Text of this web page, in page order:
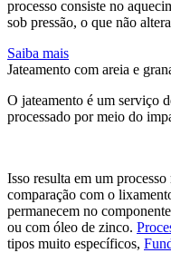
processo consiste no
sob pressão, o que não
Saiba mais
Jateamento com areia e
O jateamento é um serviço
processado por meio do
Isso resulta em um
comparação com o
permanecem no
ou com óleo de zinco.
tipos muito específicos,